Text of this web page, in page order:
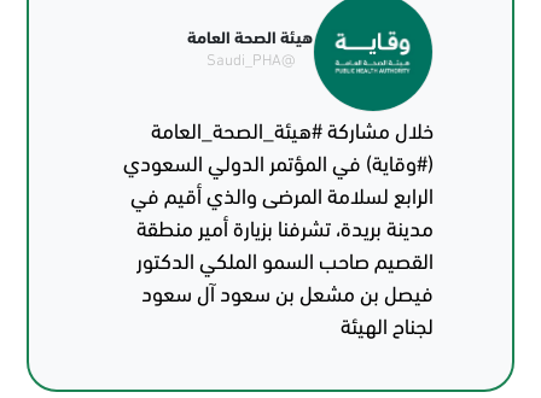
هيئة الصحة العامة
@Saudi_PHA
مع العلاج، يمكنك عيش حياة طبيعية إن
كنت مصاباً بفيروس نقص المناعة
المكتسبة (الإيدز) #اليوم_العالمي_للإيدز
#هيئة_الصحة_العامة (#وقاية)